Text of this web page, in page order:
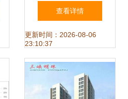
证到服务质量的新
篇章——63家房地
产开发一级资质企
业名单解读
查看详情
更新时间：2026-08-06
23:10:37